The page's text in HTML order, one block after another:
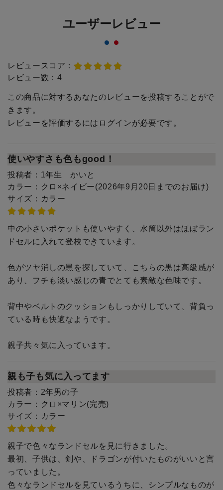
ユーザーレビュー
レビュースコア：
レビュー数： 4
この商品に対するあなたのレビューを投稿することがで
きます。
レビューを評価するには ログインが必要です。
使いやすさも色もgood！
投稿者： 1年生 かいと
カラー： クロ×ネイビー(2026年9月20日までのお届け)
サイズ： カラー
中の小さいポケットも使いやすく、水筒以外はほぼラン
ドセルに入れて登校できています。
色がツヤ消しの黒を探していて、こちらの黒は高級感が
あり、フチも淡い感じの青でとても素敵な色味です。
背中やベルトのクッションもしっかりしていて、背負っ
ている時も快適なようです。
親子共々気に入っています。
親も子も気に入ってます
投稿者： 2年男の子
カラー： クロ×マリン(完売)
サイズ： カラー
親子で色々なランドセルを見に行きました。
最初、子供は、剣や、ドラゴンが付いたものがいいと言
っていました。
色々なランドセルを見ているうちに、シンプルなものが